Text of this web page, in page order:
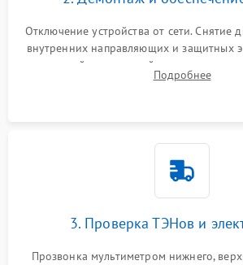
Отключение устройства от сети. Снятие
внутренних направляющих и защитных
задней или верхней панели для
нагревательным элементам, плате и
Подробнее
3. Проверка ТЭНов и
Прозвонка мультиметром нижнего,